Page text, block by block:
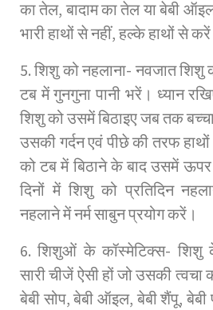
का तेल, बादाम का तेल या बेबी
भारी हाथों से नहीं, हल्के हाथों से
5. शिशु को नहलाना- नवजात
टब में गुनगुना पानी भरें। ध्यान
शिशु को उसमें बिठाइए जब तक
उसकी गर्दन एवं पीछे की तरफ
को टब में बिठाने के बाद उसमें
दिनों में शिशु को प्रतिदिन
नहलाने में नर्म साबुन प्रयोग करें।
6. शिशुओं के कॉस्मेटिक्स- शिशु
सारी चीजें ऐसी हों जो उसकी
बेबी सोप, बेबी ऑइल, बेबी शैंपू, बेबी